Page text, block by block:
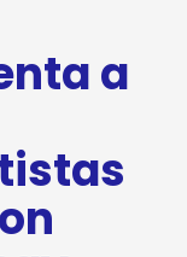
a